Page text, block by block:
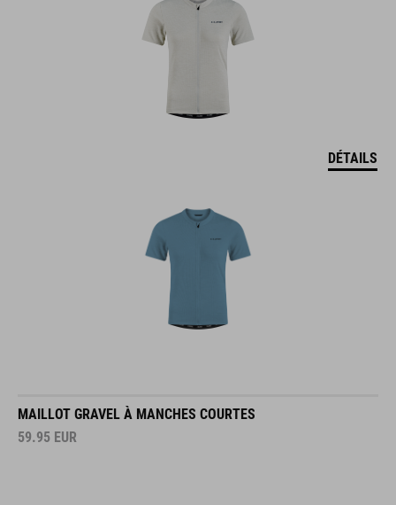
DÉTAILS
MAILLOT GRAVEL À MANCHES COURTES
59.95 EUR